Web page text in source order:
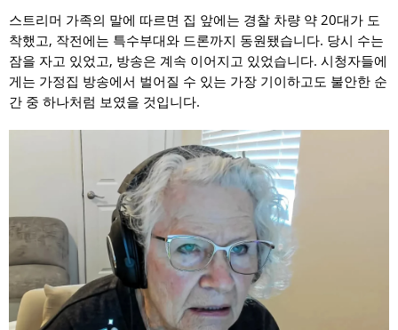
스트리머 가족의 말에 따르면 집 앞에는 경찰 차량 약 20대가 도
착했고, 작전에는 특수부대와 드론까지 동원됐습니다. 당시 수는
잠을 자고 있었고, 방송은 계속 이어지고 있었습니다. 시청자들에
게는 가정집 방송에서 벌어질 수 있는 가장 기이하고도 불안한 순
간 중 하나처럼 보였을 것입니다.